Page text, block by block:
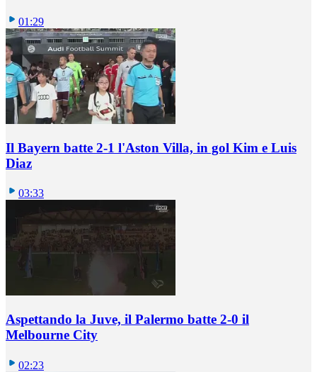
01:29
Il Bayern batte 2-1 l'Aston Villa, in gol Kim e Luis
Diaz
03:33
Aspettando la Juve, il Palermo batte 2-0 il
Melbourne City
02:23